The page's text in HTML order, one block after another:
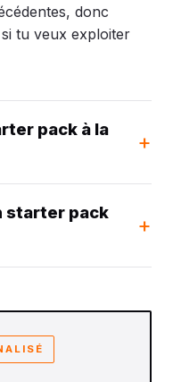
donc
tu veux exploiter
pack à la
starter pack